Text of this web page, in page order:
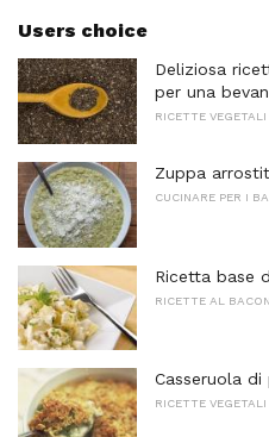
Users choice
Deliziosa
per una
RICETTE VEGETALI
Zuppa
CUCINARE PER I
Ricetta base
RICETTE AL BACON
Casseruola
RICETTE VEGETALI